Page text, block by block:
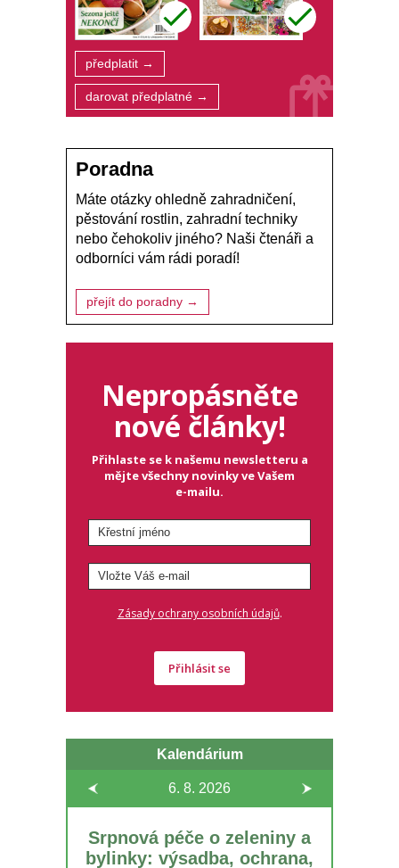
předplatit →
darovat předplatné →
Poradna
Máte otázky ohledně zahradničení,
pěstování rostlin, zahradní techniky
nebo čehokoliv jiného? Naši čtenáři a
odborníci vám rádi poradí!
přejít do poradny →
Nepropásněte
nové články!
Přihlaste se k našemu newsletteru a
mějte všechny novinky ve Vašem
e-mailu.
Zásady ochrany osobních údajů.
Přihlásit se
Kalendárium
6. 8. 2026
Srpnová péče o zeleniny a
bylinky: výsadba, ochrana,